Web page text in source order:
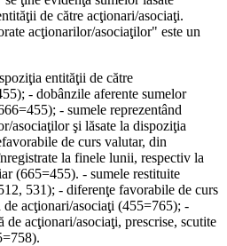
de către acţionari/asociaţi.
acţionarilor/asociaţilor" este un
entităţii de către
- dobânzile aferente sumelor
- sumele reprezentând
asociaţilor şi lăsate la dispoziţia
de curs valutar, din
la finele lunii, respectiv la
(665=455). - sumele restituite
531); - diferenţe favorabile de curs
acţionari/asociaţi (455=765); -
de acţionari/asociaţi, prescrise, scutite